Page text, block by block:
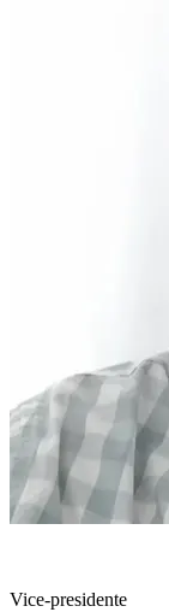
Vice-presidente